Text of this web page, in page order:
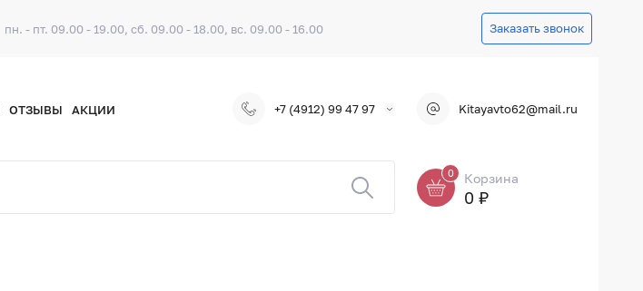
пн. - пт. 09.00 - 19.00, сб. 09.00 - 18.00, вс. 09.00 - 16.00 Заказать звонок
ОТЗЫВЫ АКЦИИ +7 (4912) 99 47 97 Kitayavto62@mail.ru
0 Корзина
0 ₽